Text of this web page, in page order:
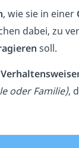
, wie sie in einer
dabei, zu
soll.
oder Familie),